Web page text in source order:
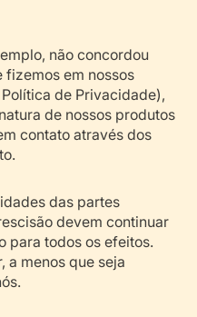
não concordou
em nossos
de Privacidade),
de nossos produtos
contato através dos
das partes
devem continuar
para todos os efeitos.
a menos que seja